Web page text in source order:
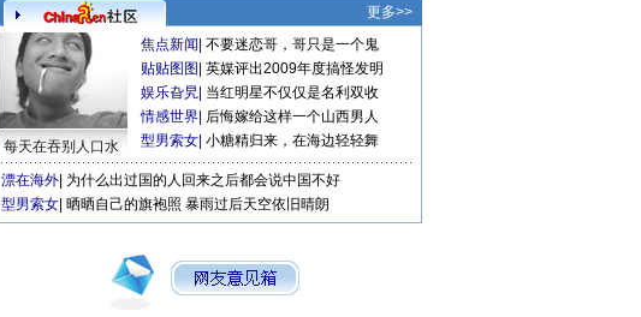
更多>>
每天在吞别人口水
焦点新闻 不要迷恋哥，哥只是一个鬼
贴贴图图 英媒评出2009年度搞怪发明
娱乐旮旯 当红明星不仅仅是名利双收
情感世界 后悔嫁给这样一个山西男人
型男索女 小糖精归来，在海边轻轻舞
漂在海外 为什么出过国的人回来之后都会说中国不好
型男索女 晒晒自己的旗袍照 暴雨过后天空依旧晴朗